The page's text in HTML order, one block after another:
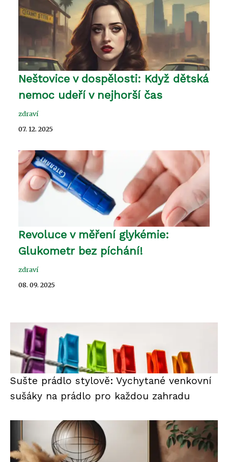
Neštovice v dospělosti: Když dětská
nemoc udeří v nejhorší čas
zdraví
07. 12. 2025
Revoluce v měření glykémie:
Glukometr bez píchání!
zdraví
08. 09. 2025
Sušte prádlo stylově: Vychytané venkovní
sušáky na prádlo pro každou zahradu